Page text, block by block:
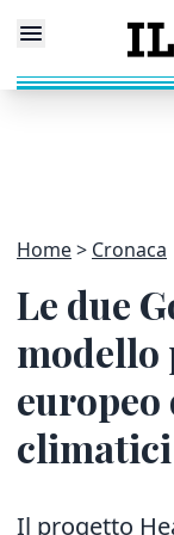
Home Cronaca
Le due
modello
climatici
Il progetto